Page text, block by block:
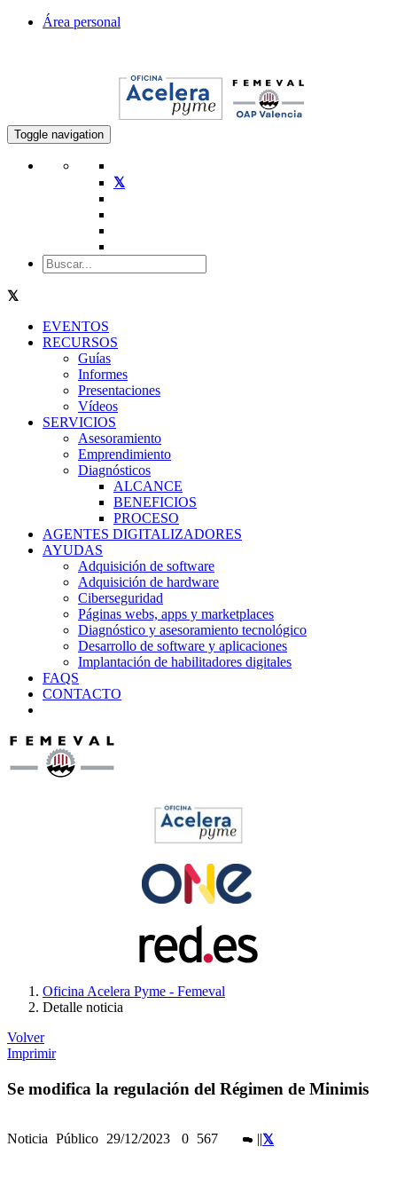
Área personal
Toggle navigation
EVENTOS
RECURSOS
Guías
Informes
Presentaciones
Vídeos
SERVICIOS
Asesoramiento
Emprendimiento
Diagnósticos
ALCANCE
BENEFICIOS
PROCESO
AGENTES DIGITALIZADORES
AYUDAS
Adquisición de software
Adquisición de hardware
Ciberseguridad
Páginas webs, apps y marketplaces
Diagnóstico y asesoramiento tecnológico
Desarrollo de software y aplicaciones
Implantación de habilitadores digitales
FAQS
CONTACTO
Oficina Acelera Pyme - Femeval
Detalle noticia
Volver
Imprimir
Se modifica la regulación del Régimen de Minimis
Noticia Público 29/12/2023 0 567 ||